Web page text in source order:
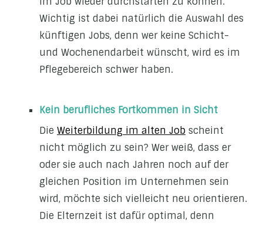
Wichtig ist dabei natürlich die Auswahl des
künftigen Jobs, denn wer keine Schicht-
und Wochenendarbeit wünscht, wird es im
Pflegebereich schwer haben.
Kein berufliches Fortkommen in Sicht
Die Weiterbildung im alten Job scheint
nicht möglich zu sein? Wer weiß, dass er
oder sie auch nach Jahren noch auf der
gleichen Position im Unternehmen sein
wird, möchte sich vielleicht neu orientieren.
Die Elternzeit ist dafür optimal, denn